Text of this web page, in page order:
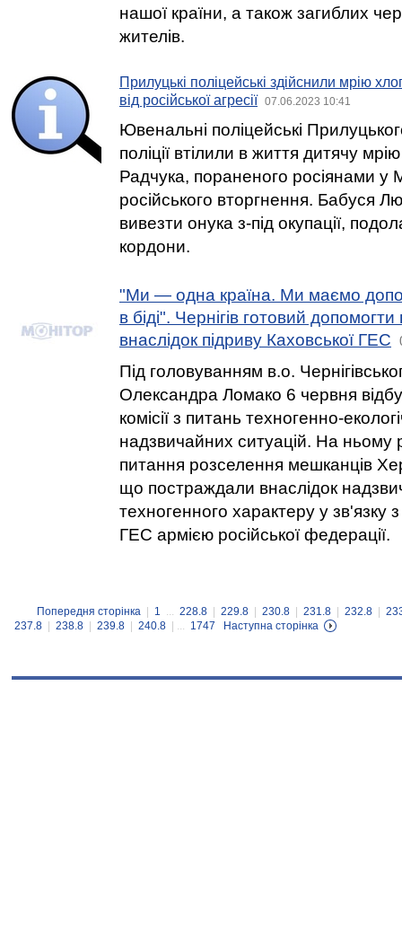
нашої країни, а також загиблих
жителів.
Прилуцькі поліцейські здійснили мрію
від російської агресії
07.06.2023 10:41
Ювенальні поліцейські
поліції втілили в життя дитячу
Радчука, пораненого росіянами у
російського вторгнення. Бабуся
вивезти онука з-під окупації,
кордони.
"Ми — одна країна. Ми маємо
в біді". Чернігів готовий
внаслідок підриву Каховської ГЕС
Під головуванням в.о.
Олександра Ломако 6 червня
комісії з питань техногенно-
надзвичайних ситуацій. На ньому
питання розселення мешканців
що постраждали внаслідок
техногенного характеру у зв'язку
ГЕС армією російської федерації.
Попередня сторінка 1 ... 228.8 229.8 230.8 231.8 232.8
237.8
238.8 239.8 240.8 | ... 1747 Наступна сторінка